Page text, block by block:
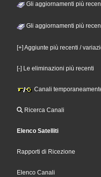
Gli aggiornamenti più
Gli aggiornamenti più
[+] Aggiunte più recenti /
[-] Le eliminazioni più recenti
Canali
Ricerca Canali
Elenco Satelliti
Rapporti di Ricezione
Elenco Canali